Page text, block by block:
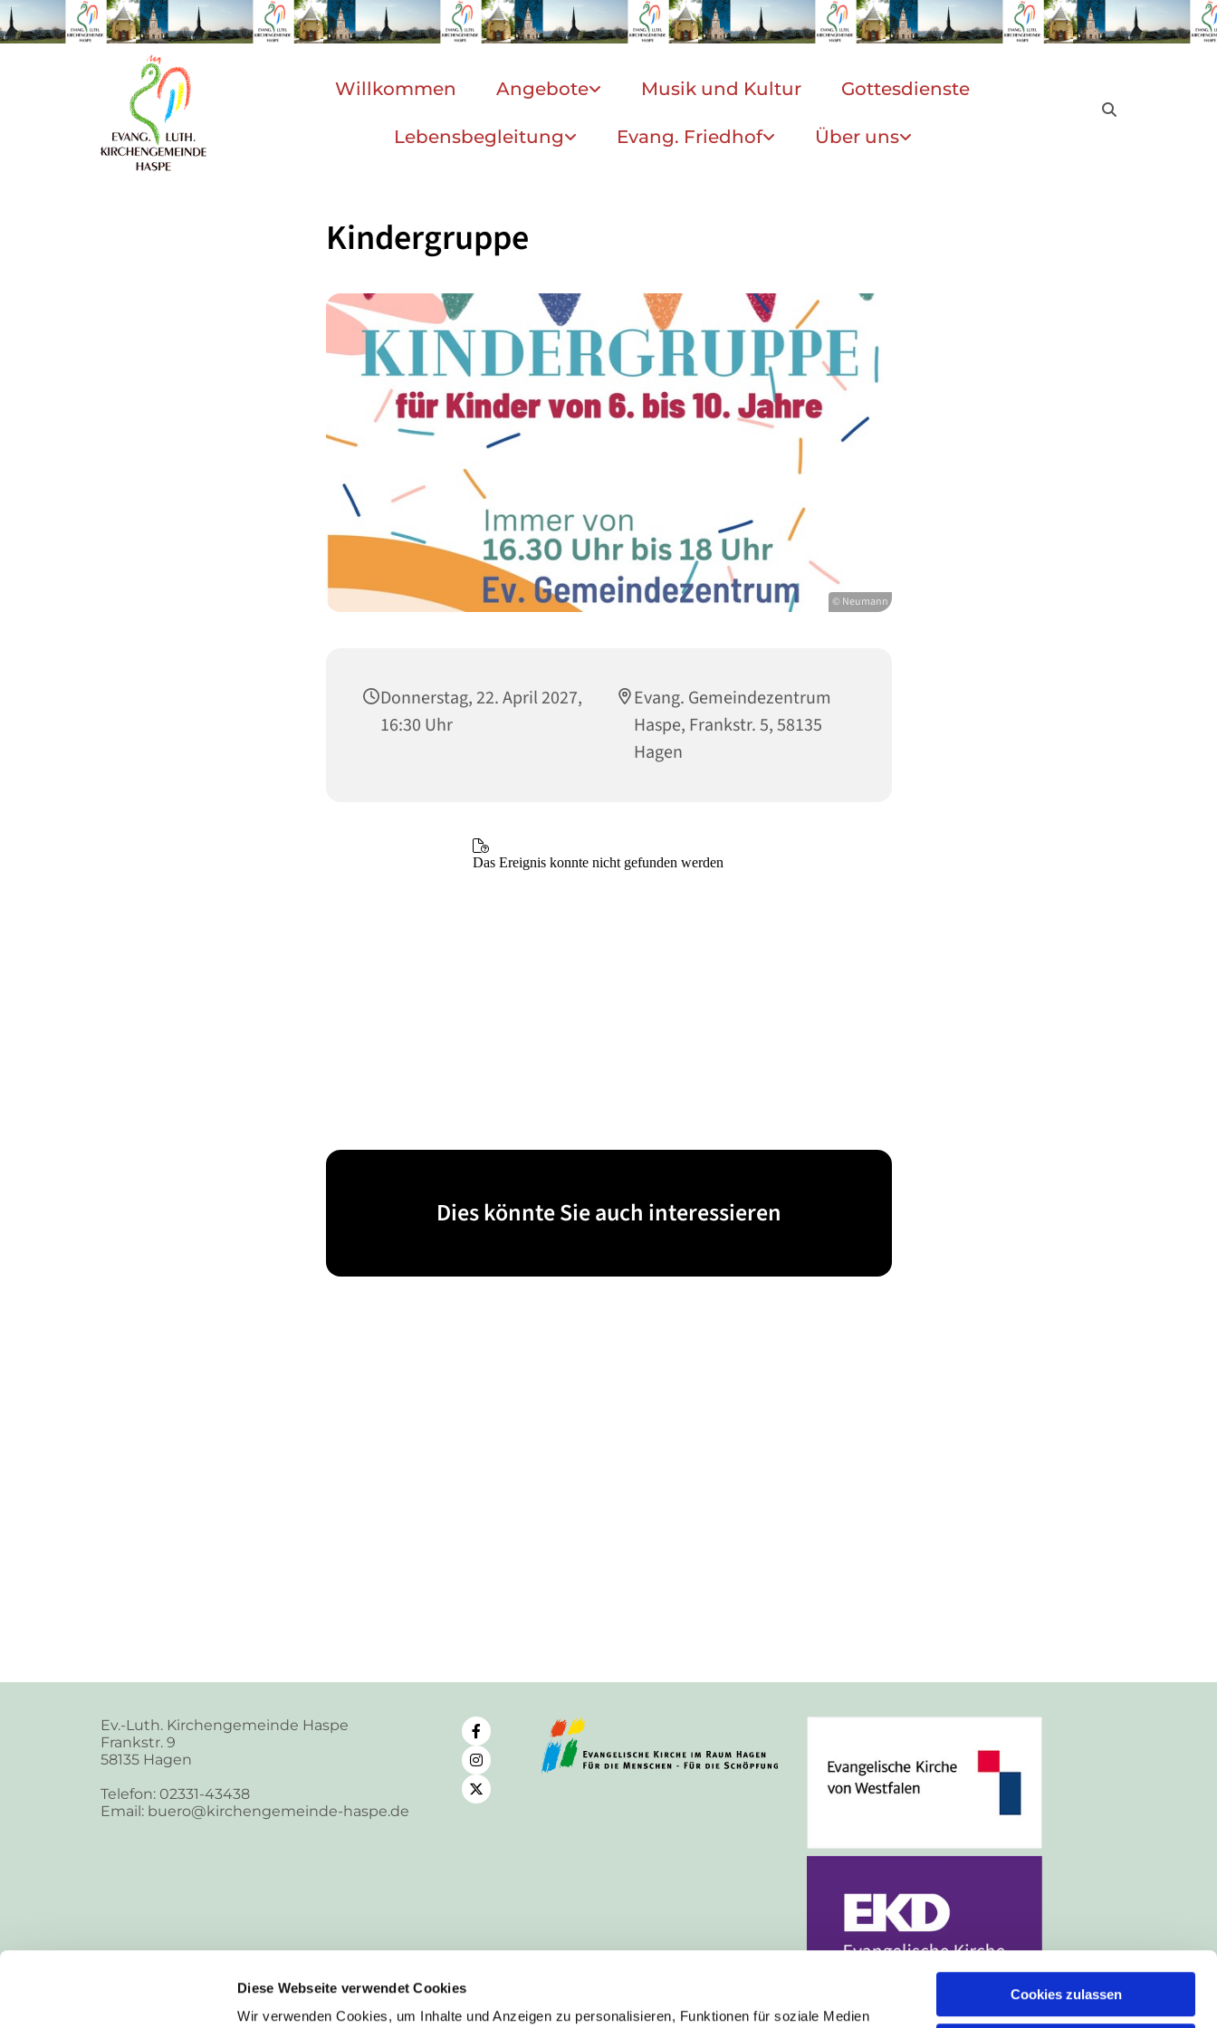
Diese Webseite verwendet Cookies
Wir verwenden Cookies, um Inhalte und Anzeigen zu personalisieren, Funktionen für soziale Medien
Cookies zulassen
Willkommen Angebote Musik und Kultur Gottesdienste
Lebensbegleitung Evang. Friedhof Über uns
Kindergruppe
© Neumann
Donnerstag, 22. April 2027,
16:30 Uhr
Evang. Gemeindezentrum
Haspe, Frankstr. 5, 58135
Hagen
Dies könnte Sie auch interessieren
Ev.-Luth. Kirchengemeinde Haspe
Frankstr. 9
58135 Hagen
Telefon: 02331-43438
Email: buero@kirchengemeinde-haspe.de